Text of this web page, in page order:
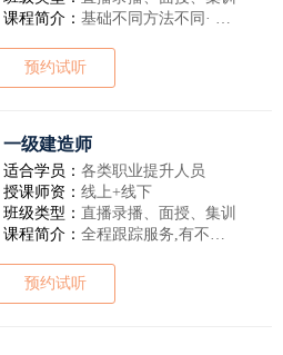
课程简介：基础不同方法不同· 对症学习帮你搞定，单人测评——为学习减负；集合精锐讲师，以科技为依托，构建各科学员个性考试图谱，打造课程、考点、测试题、练习题、模拟题关联的学习闭环，用时少，效果好！
预约试听
一级建造师
适合学员：各类职业提升人员
授课师资：线上+线下
班级类型：直播录播、面授、集训
课程简介：全程跟踪服务,有不懂随时问，先测试再学习，已掌握知识点不用再学习，未掌握的对症学习练习，学习时间不浪费。
预约试听